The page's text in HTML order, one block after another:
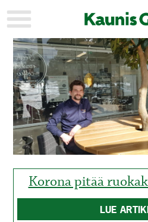
KAUPUNKI
STADEN
AJANKOHTAISTA
AKTUELLT
URHEILU
IDROTT
KULTTUURI
KULTUR
HISTORIA
HISTORIA
YLEINEN
ALLMÄN
MAINOSTAJILLE
FÖR
Korona pitää
LUE